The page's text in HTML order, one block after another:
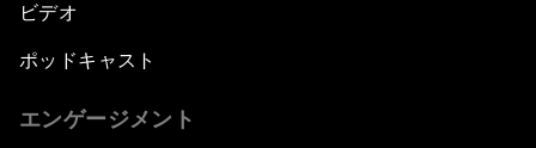
ビデオ
ポッドキャスト
エンゲージメント